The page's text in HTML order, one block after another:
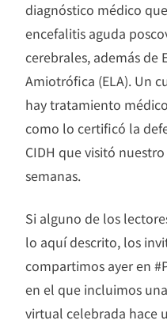
diagnóstico médico
encefalitis aguda
cerebrales, además de
Amiotrófica (ELA). Un
hay tratamiento
como lo certificó la
CIDH que visitó
semanas.
Si alguno de los
lo aquí descrito, los
compartimos ayer en
en el que incluimos
virtual celebrada hace